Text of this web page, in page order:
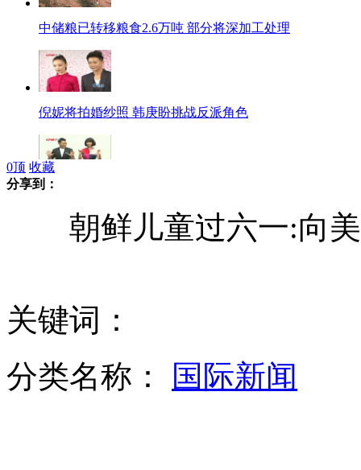
中储粮已转移粮食2.6万吨 部分将深加工处理
倪妮将拍婚纱照 韩庚盼挑战反派角色
吉林禽业公司大火 多谜题待解
0顶 收藏
分享到：
朝鲜儿童过六一:向美
关键词：
分类名称：
国际新闻